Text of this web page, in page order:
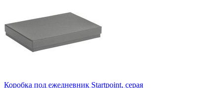
Коробка под ежедневник Startpoint, серая